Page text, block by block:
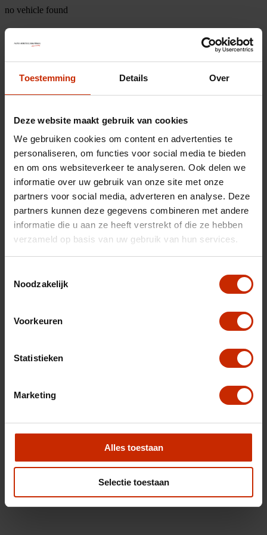
Toestemming Details Over
Deze website maakt gebruik van cookies
We gebruiken cookies om content en advertenties te
personaliseren, om functies voor social media te bieden
en om ons websiteverkeer te analyseren. Ook delen we
informatie over uw gebruik van onze site met onze
partners voor social media, adverteren en analyse. Deze
partners kunnen deze gegevens combineren met andere
informatie die u aan ze heeft verstrekt of die ze hebben
verzameld op basis van uw gebruik van hun services.
Noodzakelijk
Voorkeuren
Statistieken
Marketing
Alles toestaan
Selectie toestaan
no vehicle found